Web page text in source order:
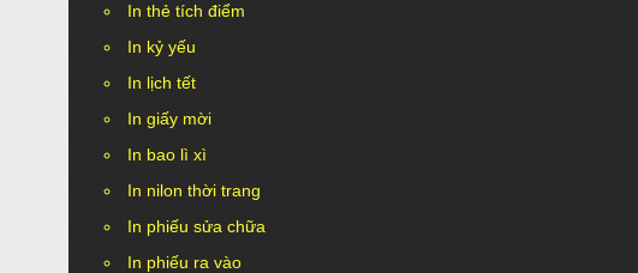
In thẻ tích điểm
In kỷ yếu
In lịch tết
In giấy mời
In bao lì xì
In nilon thời trang
In phiếu sửa chữa
In phiếu ra vào